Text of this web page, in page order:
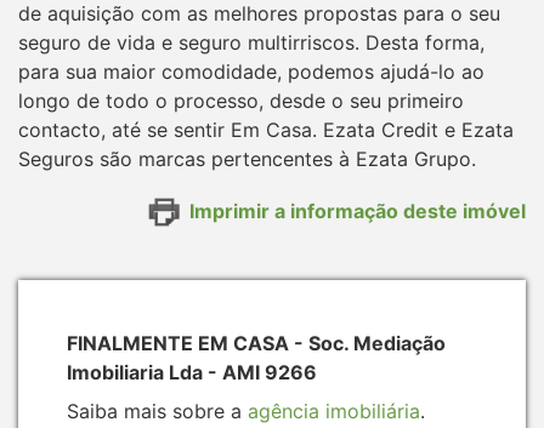
de aquisição com as melhores propostas para o seu
seguro de vida e seguro multirriscos. Desta forma,
para sua maior comodidade, podemos ajudá-lo ao
longo de todo o processo, desde o seu primeiro
contacto, até se sentir Em Casa. Ezata Credit e Ezata
Seguros são marcas pertencentes à Ezata Grupo.
Imprimir a informação deste imóvel
FINALMENTE EM CASA - Soc. Mediação
Imobiliaria Lda - AMI 9266
Saiba mais sobre a agência imobiliária.